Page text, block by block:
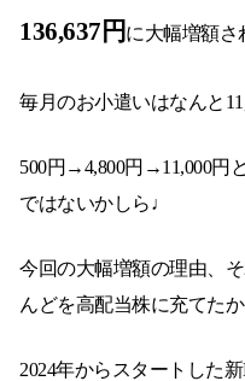
136,637円 に大幅増額さ
毎月のお小遣いはなんと
500円→4,800円→11,000円
ではないかしら♩
今回の大幅増額の理由、
んどを高配当株に充てたか
2024年からスタートした